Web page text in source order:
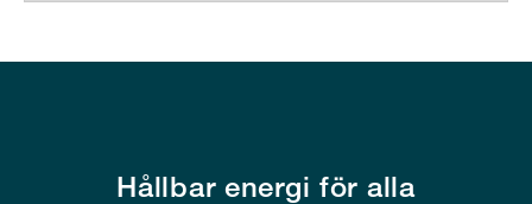
Hållbar energi för alla